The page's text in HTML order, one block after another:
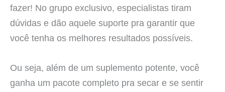
fazer! No grupo exclusivo, especialistas tiram
dúvidas e dão aquele suporte pra garantir que
você tenha os melhores resultados possíveis.
Ou seja, além de um suplemento potente, você
ganha um pacote completo pra secar e se sentir